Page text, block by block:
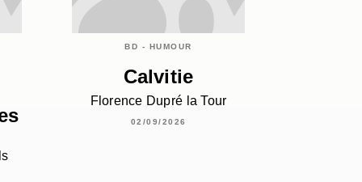
BD - HUMOUR
Calvitie
Florence Dupré la Tour
02/09/2026